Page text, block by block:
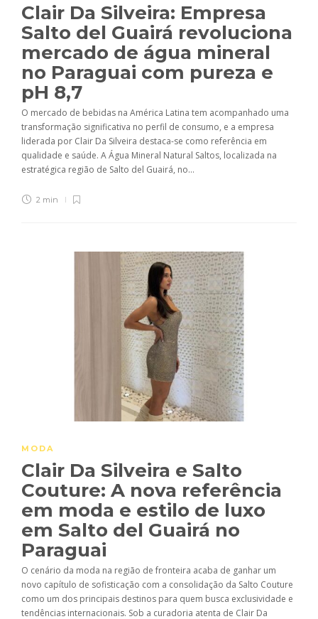
Clair Da Silveira: Empresa
Salto del Guairá revoluciona
mercado de água mineral
no Paraguai com pureza e
pH 8,7
O mercado de bebidas na América Latina tem acompanhado uma
transformação significativa no perfil de consumo, e a empresa
liderada por Clair Da Silveira destaca-se como referência em
qualidade e saúde. A Água Mineral Natural Saltos, localizada na
estratégica região de Salto del Guairá, no...
2 min
MODA
Clair Da Silveira e Salto
Couture: A nova referência
em moda e estilo de luxo
em Salto del Guairá no
Paraguai
O cenário da moda na região de fronteira acaba de ganhar um
novo capítulo de sofisticação com a consolidação da Salto Couture
como um dos principais destinos para quem busca exclusividade e
tendências internacionais. Sob a curadoria atenta de Clair Da